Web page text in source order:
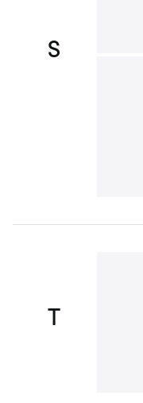
S
T